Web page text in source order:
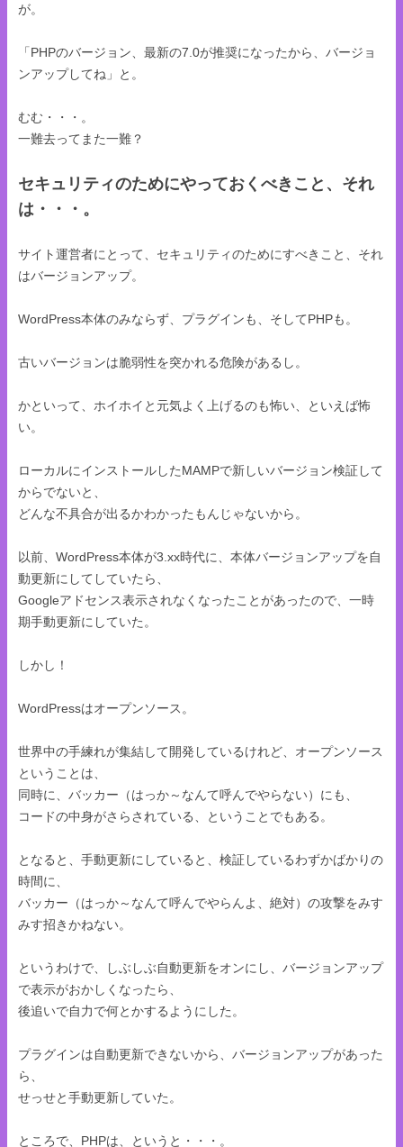
が。
「PHPのバージョン、最新の7.0が推奨になったから、バージョ
ンアップしてね」と。
むむ・・・。
一難去ってまた一難？
セキュリティのためにやっておくべきこと、それ
は・・・。
サイト運営者にとって、セキュリティのためにすべきこと、それ
はバージョンアップ。
WordPress本体のみならず、プラグインも、そしてPHPも。
古いバージョンは脆弱性を突かれる危険があるし。
かといって、ホイホイと元気よく上げるのも怖い、といえば怖
い。
ローカルにインストールしたMAMPで新しいバージョン検証して
からでないと、
どんな不具合が出るかわかったもんじゃないから。
以前、WordPress本体が3.xx時代に、本体バージョンアップを自
動更新にしてしていたら、
Googleアドセンス表示されなくなったことがあったので、一時
期手動更新にしていた。
しかし！
WordPressはオープンソース。
世界中の手練れが集結して開発しているけれど、オープンソース
ということは、
同時に、バッカー（はっか～なんて呼んでやらない）にも、
コードの中身がさらされている、ということでもある。
となると、手動更新にしていると、検証しているわずかばかりの
時間に、
バッカー（はっか～なんて呼んでやらんよ、絶対）の攻撃をみす
みす招きかねない。
というわけで、しぶしぶ自動更新をオンにし、バージョンアップ
で表示がおかしくなったら、
後追いで自力で何とかするようにした。
プラグインは自動更新できないから、バージョンアップがあった
ら、
せっせと手動更新していた。
ところで、PHPは、というと・・・。